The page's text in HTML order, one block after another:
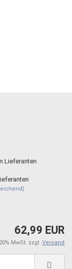
62,99 EUR
MwSt. zzgl. Versand